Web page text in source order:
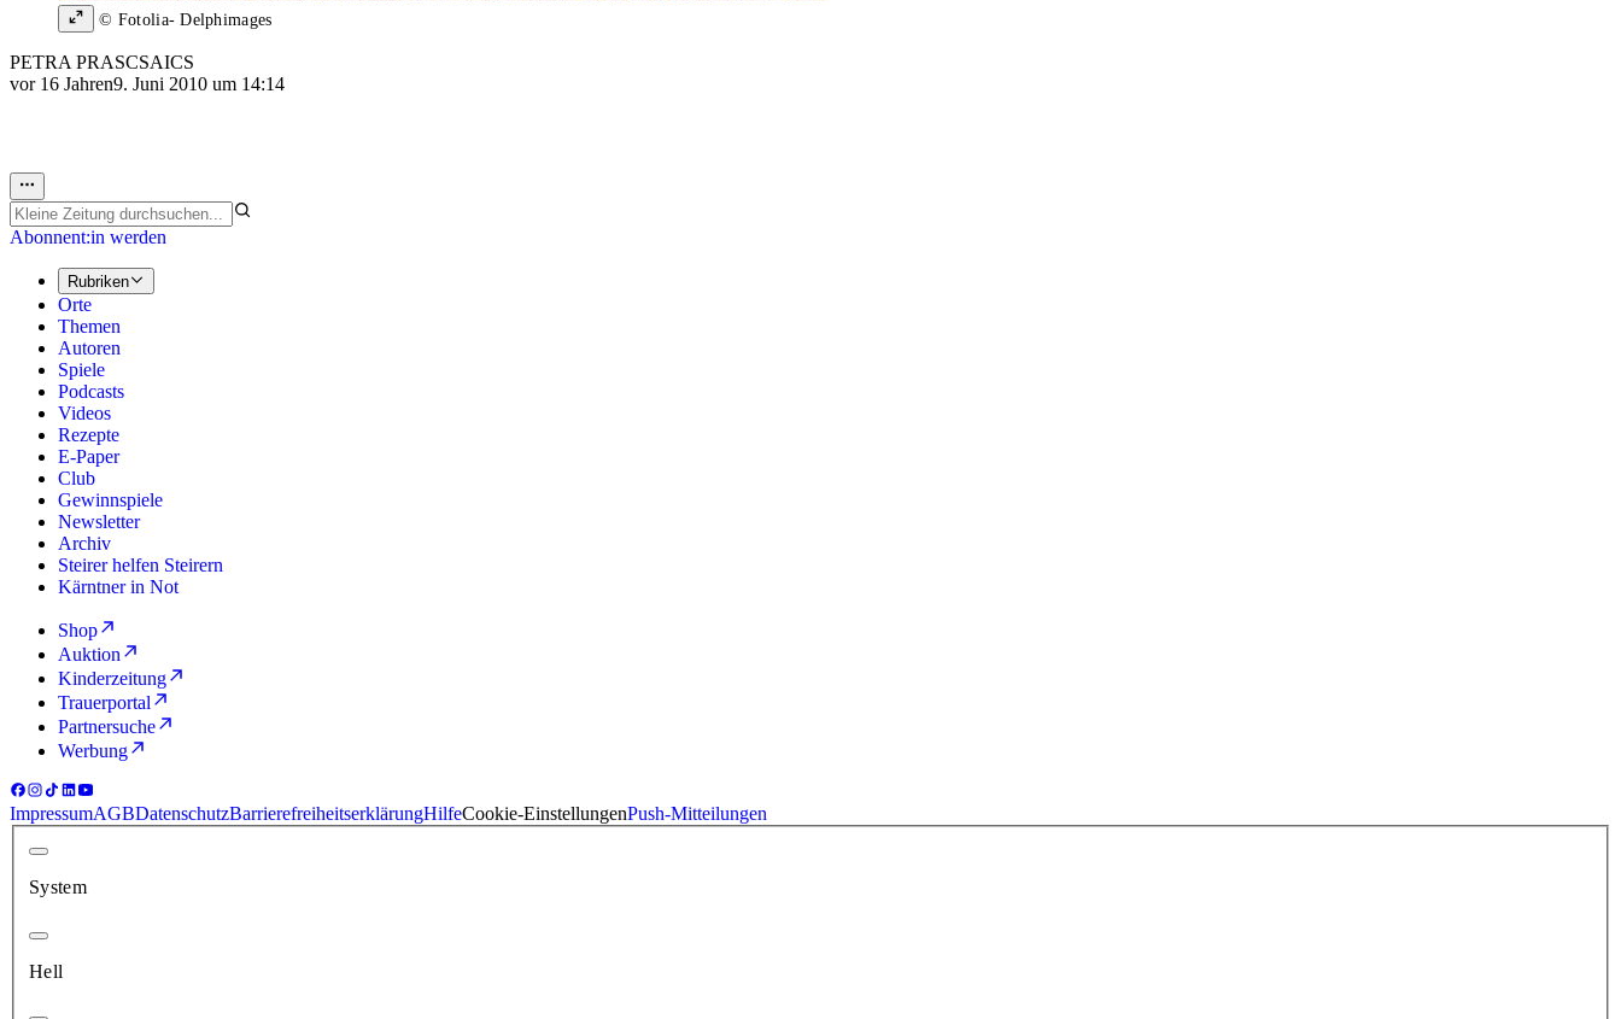
© Fotolia- Delphimages
PETRA PRASCSAICS
vor 16 Jahren9. Juni 2010 um 14:14
Abonnent:in werden
Rubriken
Orte
Themen
Autoren
Spiele
Podcasts
Videos
Rezepte
E-Paper
Club
Gewinnspiele
Newsletter
Archiv
Steirer helfen Steirern
Kärntner in Not
Shop
Auktion
Kinderzeitung
Trauerportal
Partnersuche
Werbung
ImpressumAGBDatenschutzBarrierefreiheitserklärungHilfeCookie-EinstellungenPush-Mitteilungen
System
Hell